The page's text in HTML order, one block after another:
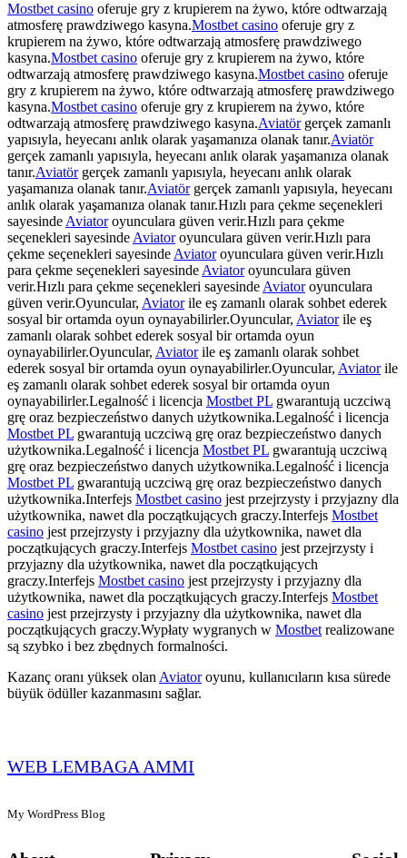
Mostbet casino oferuje gry z krupierem na żywo, które odtwarzają
atmosferę prawdziwego kasyna.Mostbet casino oferuje gry z
krupierem na żywo, które odtwarzają atmosferę prawdziwego
kasyna.Mostbet casino oferuje gry z krupierem na żywo, które
odtwarzają atmosferę prawdziwego kasyna.Mostbet casino oferuje
gry z krupierem na żywo, które odtwarzają atmosferę prawdziwego
kasyna.Mostbet casino oferuje gry z krupierem na żywo, które
odtwarzają atmosferę prawdziwego kasyna.Aviatörgerçek zamanlı
yapısıyla, heyecanı anlık olarak yaşamanıza olanak tanır.Aviatör
gerçek zamanlı yapısıyla, heyecanı anlık olarak yaşamanıza olanak
tanır.Aviatörgerçek zamanlı yapısıyla, heyecanı anlık olarak
yaşamanıza olanak tanır.Aviatörgerçek zamanlı yapısıyla, heyecanı
anlık olarak yaşamanıza olanak tanır.Hızlı para çekme seçenekleri
sayesindeAviatoroyunculara güven verir.Hızlı para çekme
seçenekleri sayesindeAviatoroyunculara güven verir.Hızlı para
çekme seçenekleri sayesindeAviatoroyunculara güven verir.Hızlı
para çekme seçenekleri sayesindeAviatoroyunculara güven
verir.Hızlı para çekme seçenekleri sayesindeAviatoroyunculara
güven verir.Oyuncular, Aviatorile eş zamanlı olarak sohbet ederek
sosyal bir ortamda oyun oynayabilirler.Oyuncular, Aviatorile eş
zamanlı olarak sohbet ederek sosyal bir ortamda oyun
oynayabilirler.Oyuncular, Aviatorile eş zamanlı olarak sohbet
ederek sosyal bir ortamda oyun oynayabilirler.Oyuncular, Aviatorile
eş zamanlı olarak sohbet ederek sosyal bir ortamda oyun
oynayabilirler.Legalność i licencja Mostbet PL gwarantują uczciwą
grę oraz bezpieczeństwo danych użytkownika.Legalność i licencja
Mostbet PL gwarantują uczciwą grę oraz bezpieczeństwo danych
użytkownika.Legalność i licencja Mostbet PL gwarantują uczciwą
grę oraz bezpieczeństwo danych użytkownika.Legalność i licencja
Mostbet PL gwarantują uczciwą grę oraz bezpieczeństwo danych
użytkownika.Interfejs Mostbet casino jest przejrzysty i przyjazny dla
użytkownika, nawet dla początkujących graczy.Interfejs Mostbet
casino jest przejrzysty i przyjazny dla użytkownika, nawet dla
początkujących graczy.Interfejs Mostbet casino jest przejrzysty i
przyjazny dla użytkownika, nawet dla początkujących
graczy.Interfejs Mostbet casino jest przejrzysty i przyjazny dla
użytkownika, nawet dla początkujących graczy.Interfejs Mostbet
casino jest przejrzysty i przyjazny dla użytkownika, nawet dla
początkujących graczy.Wypłaty wygranych w Mostbetrealizowane
są szybko i bez zbędnych formalności.
Kazanç oranı yüksek olanAviatoroyunu, kullanıcıların kısa sürede
büyük ödüller kazanmasını sağlar.
WEB LEMBAGA AMMI
My WordPress Blog